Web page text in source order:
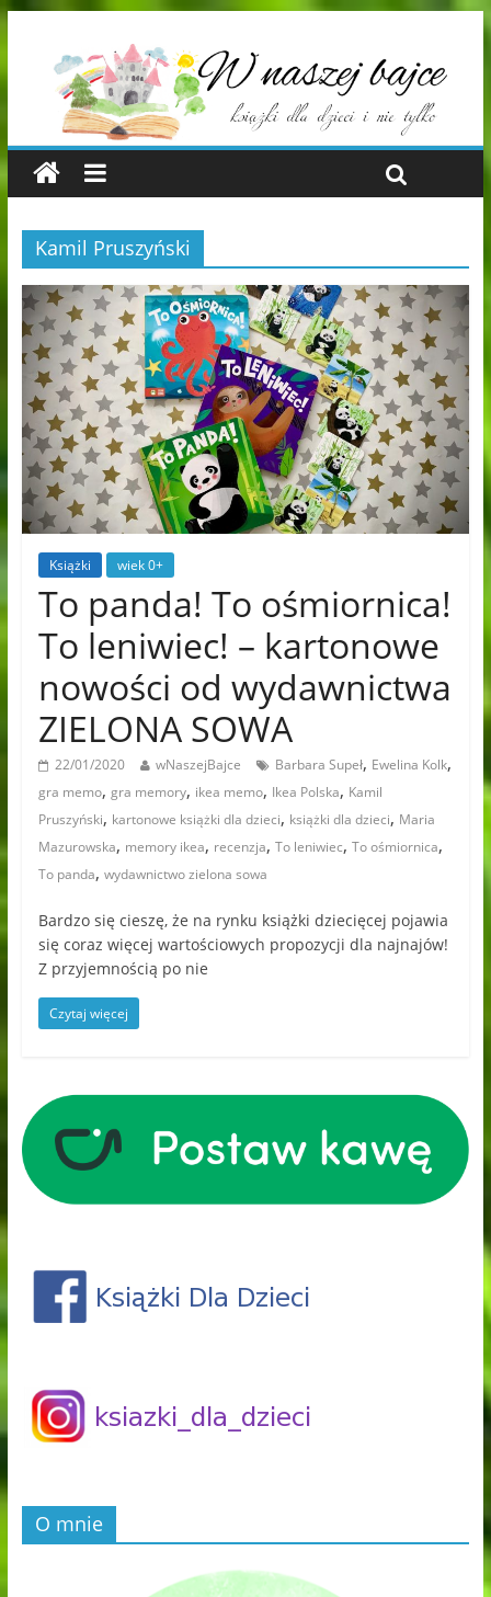
Kamil Pruszyński
Książki wiek 0+
To panda! To ośmiornica!
To leniwiec! – kartonowe
nowości od wydawnictwa
ZIELONA SOWA
22/01/2020 wNaszejBajce Barbara Supeł, Ewelina Kolk,
gra memo, gra memory, ikea memo, Ikea Polska, Kamil
Pruszyński, kartonowe książki dla dzieci, książki dla dzieci, Maria
Mazurowska, memory ikea, recenzja, To leniwiec, To ośmiornica,
To panda, wydawnictwo zielona sowa
Bardzo się cieszę, że na rynku książki dziecięcej pojawia
się coraz więcej wartościowych propozycji dla najnajów!
Z przyjemnością po nie
Czytaj więcej
O mnie